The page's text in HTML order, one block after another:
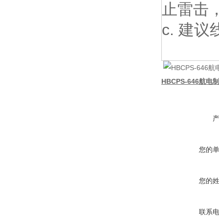
止雷击
c. 建议
HBCPS-646航电
您的
您的
联系